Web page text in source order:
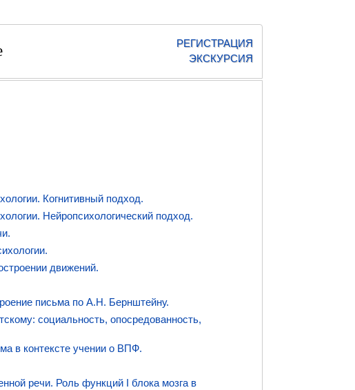
РЕГИСТРАЦИЯ
ЭКСКУРСИЯ
Когнитивный подход.
Нейропсихологический подход.
движений.
письма по А.Н. Бернштейну.
социальность, опосредованность,
в контексте учении о ВПФ.
речи. Роль функций I блока мозга в